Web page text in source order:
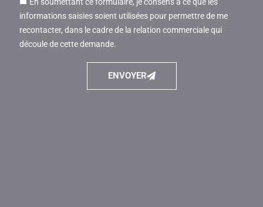
informations saisies soient utilisées pour permettre de me
recontacter, dans le cadre de la relation commerciale qui
découle de cette demande.
ENVOYER